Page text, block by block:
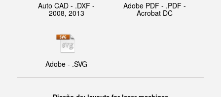
Auto CAD - .DXF -
2008, 2013
Adobe PDF - .PDF -
Acrobat DC
Adobe - .SVG